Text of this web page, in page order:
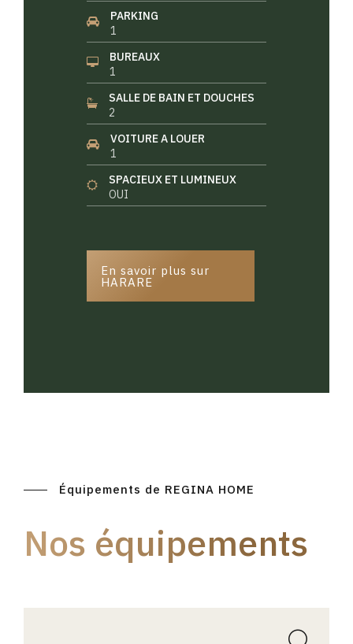
PARKING
1
BUREAUX
1
SALLE DE BAIN ET DOUCHES
2
VOITURE A LOUER
1
SPACIEUX ET LUMINEUX
OUI
En savoir plus sur
HARARE
Équipements de REGINA HOME
Nos équipements